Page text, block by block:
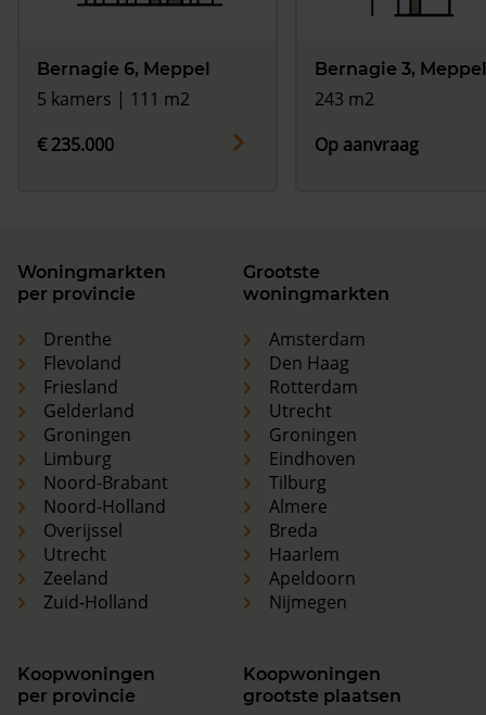
Bernagie 6, Meppel
5 kamers | 111 m2
€ 235.000
Bernagie 3, Meppel
243 m2
Op aanvraag
Woningmarkten
per provincie
Drenthe
Flevoland
Friesland
Gelderland
Groningen
Limburg
Noord-Brabant
Noord-Holland
Overijssel
Utrecht
Zeeland
Zuid-Holland
Grootste
woningmarkten
Amsterdam
Den Haag
Rotterdam
Utrecht
Groningen
Eindhoven
Tilburg
Almere
Breda
Haarlem
Apeldoorn
Nijmegen
Koopwoningen
per provincie
Koopwoningen
grootste plaatsen